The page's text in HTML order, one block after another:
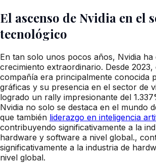
El ascenso de Nvidia en el
tecnológico
En tan solo unos pocos años, Nvidia
crecimiento extraordinario. Desde 2023,
compañía era principalmente conocida
gráficas y su presencia en el sector de
logrado un rally impresionante del
Nvidia no solo se destaca en el mundo
que también liderazgo en inteligencia
contribuyendo significativamente a la
hardware y software a nivel global.,
significativamente a la industria de
nivel global.